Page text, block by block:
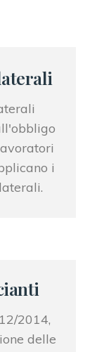
i
2014,
delle